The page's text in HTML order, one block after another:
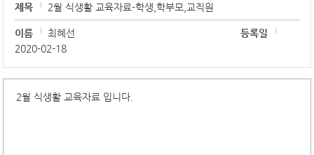
제목 2월 식생활 교육자료-학생,학부모,교직원
이름 최혜선
등록일
2020-02-18
2월 식생활 교육자료 입니다.